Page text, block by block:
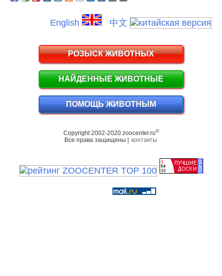
English 中文
РОЗЫСК ЖИВОТНЫХ
НАЙДЕННЫЕ ЖИВОТНЫЕ
ПОМОЩЬ ЖИВОТНЫМ
Copyright 2002-2020 zoocenter.ru©
Все права защищены | контакты